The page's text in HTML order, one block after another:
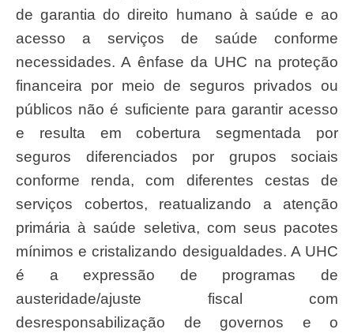
de garantia do direito humano à saúde e ao
acesso a serviços de saúde conforme
necessidades. A ênfase da UHC na proteção
financeira por meio de seguros privados ou
públicos não é suficiente para garantir acesso
e resulta em cobertura segmentada por
seguros diferenciados por grupos sociais
conforme renda, com diferentes cestas de
serviços cobertos, reatualizando a atenção
primária à saúde seletiva, com seus pacotes
mínimos e cristalizando desigualdades. A UHC
é a expressão de programas de
austeridade/ajuste fiscal com
desresponsabilização de governos e o